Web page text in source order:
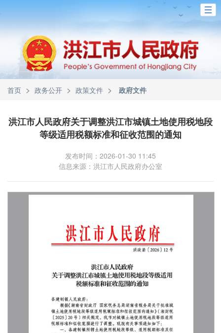
首页 > 政务公开 > 政策文件 > 政府文件
洪江市人民政府关于调整洪江市城镇土地使用税地段
等级适用税额标准和征收范围的通知
发布时间：2026-01-30 11:45
信息来源：洪江市人民政府办公室